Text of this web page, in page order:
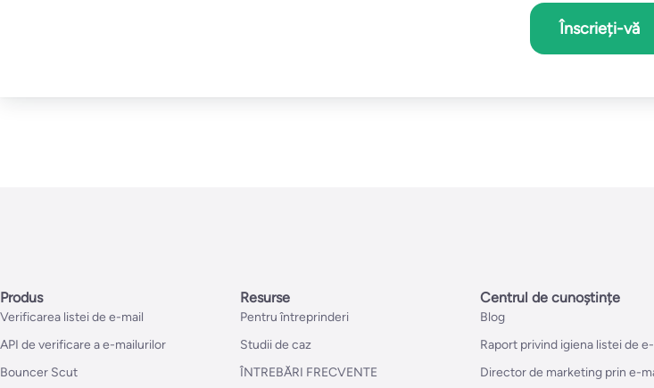
Înscrieți-vă
Produs
Verificarea listei de e-mail
API de verificare a e-mailurilor
Bouncer Scut
Resurse
Pentru întreprinderi
Studii de caz
ÎNTREBĂRI FRECVENTE
Centrul de cunoștințe
Blog
Raport privind igiena listei de
Director de marketing prin e-